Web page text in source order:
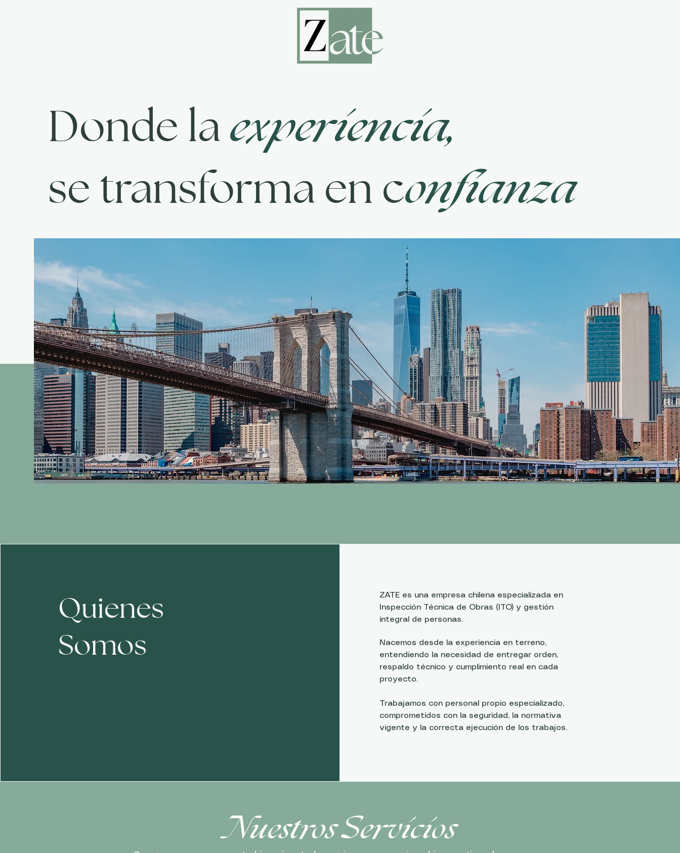
Donde laexperiencia,
se transforma en confianza
Quienes
Somos
ZATE es una empresa chilena especializada en
Inspección Técnica de Obras (ITO) y gestión
integral de personas.
Nacemos desde la experiencia en terreno,
entendiendo la necesidad de entregar orden,
respaldo técnico y cumplimiento real en cada
proyecto.
Trabajamos con personal propio especializado,
comprometidos con la seguridad, la normativa
vigente y la correcta ejecución de los trabajos.
Nuestros Servicios